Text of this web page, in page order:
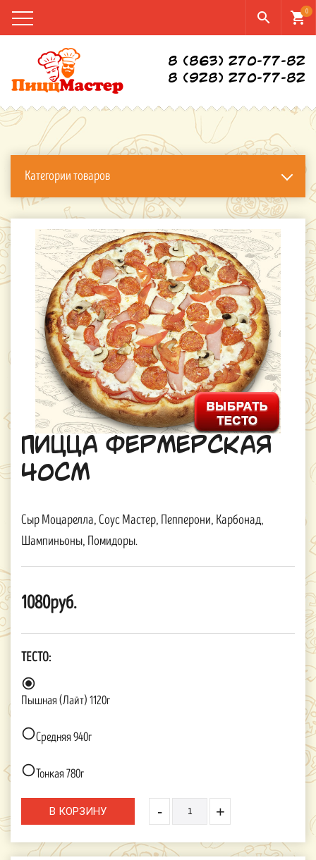
shopping_cart0
search
8 (863) 270-77-82
8 (928) 270-77-82
Категории товаров
Пицца Фермерская
40см
Сыр Моцарелла, Соус Мастер, Пепперони, Карбонад,
Шампиньоны, Помидоры.
1080руб.
ТЕСТО:

Пышная (Лайт) 1120г
Средняя 940г
Тонкая 780г
- +